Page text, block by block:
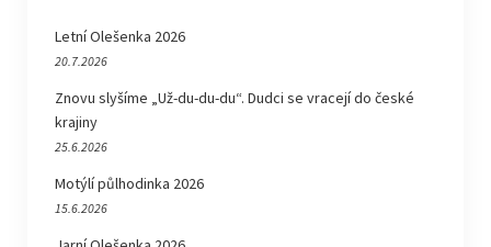
Letní Olešenka 2026
20.7.2026
Znovu slyšíme „Už-du-du-du“. Dudci se vracejí do české
krajiny
25.6.2026
Motýlí půlhodinka 2026
15.6.2026